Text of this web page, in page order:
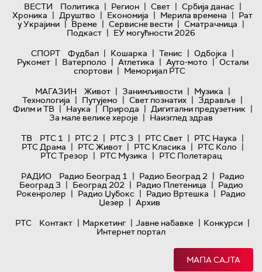
ВЕСТИ Политика | Регион | Свет | Србија данас |
Хроника | Друштво | Економија | Мерила времена | Рат
у Украјини | Време | Сервисне вести | Сматрачница |
Подкаст | ЕУ могућности 2026
СПОРТ
Фудбал | Кошарка | Тенис | Одбојка |
Рукомет | Ватерполо | Атлетика | Ауто-мото | Остали
спортови | Меморијал РТС
МАГАЗИН
Живот | Занимљивости | Музика |
Технологијa | Путујемо | Свет познатих | Здравље |
Филм и ТВ | Наука | Природа | Дигитални предузетник |
За мале велике хероје | Наизглед здрав
ТВ
РТС 1 | РТС 2 | РТС 3 | РТС Свет | РТС Наука |
РТС Драма | РТС Живот | РТС Класика | РТС Коло |
РТС Трезор | РТС Музика | РТС Полетарац
РАДИО
Радио Београд 1 | Радио Београд 2 | Радио
Београд 3 | Београд 202 | Радио Плетеница | Радио
Рокенролер | Радио Џубокс | Радио Вртешка | Радио
Џезер | Архив
РТС
Контакт | Маркетинг | Јавне набавке | Конкурси |
Интернет портал
МАПА САЈТА